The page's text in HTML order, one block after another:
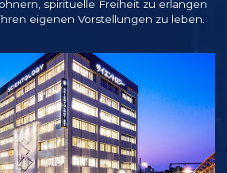
spirituelle Freiheit zu erlangen
eigenen Vorstellungen zu leben.